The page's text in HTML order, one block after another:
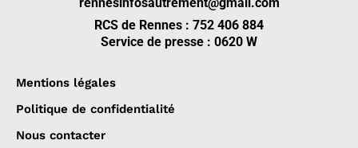
RCS de Rennes : 752 406 884
Service de presse : 0620 W
Mentions légales
Politique de confidentialité
Nous contacter